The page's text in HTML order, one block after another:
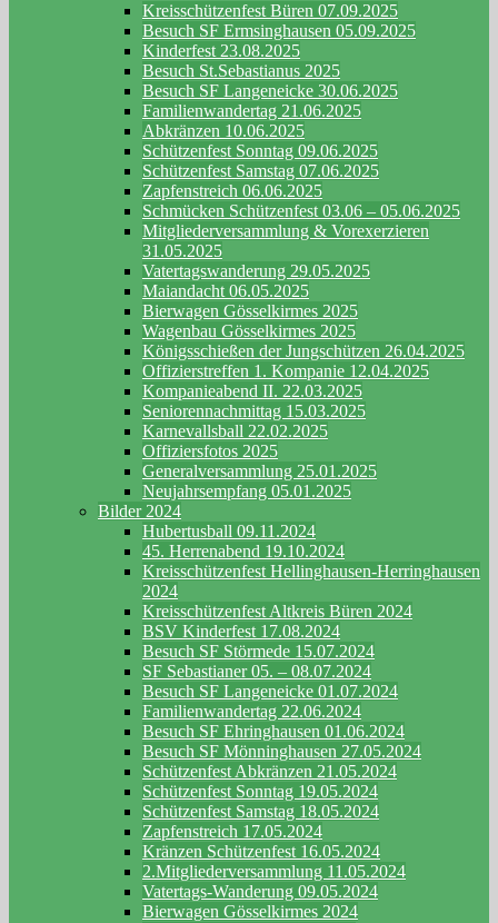
Kreisschützenfest Büren 07.09.2025
Besuch SF Ermsinghausen 05.09.2025
Kinderfest 23.08.2025
Besuch St.Sebastianus 2025
Besuch SF Langeneicke 30.06.2025
Familienwandertag 21.06.2025
Abkränzen 10.06.2025
Schützenfest Sonntag 09.06.2025
Schützenfest Samstag 07.06.2025
Zapfenstreich 06.06.2025
Schmücken Schützenfest 03.06 – 05.06.2025
Mitgliederversammlung & Vorexerzieren
31.05.2025
Vatertagswanderung 29.05.2025
Maiandacht 06.05.2025
Bierwagen Gösselkirmes 2025
Wagenbau Gösselkirmes 2025
Königsschießen der Jungschützen 26.04.2025
Offizierstreffen 1. Kompanie 12.04.2025
Kompanieabend II. 22.03.2025
Seniorennachmittag 15.03.2025
Karnevallsball 22.02.2025
Offiziersfotos 2025
Generalversammlung 25.01.2025
Neujahrsempfang 05.01.2025
Bilder 2024
Hubertusball 09.11.2024
45. Herrenabend 19.10.2024
Kreisschützenfest Hellinghausen-Herringhausen
2024
Kreisschützenfest Altkreis Büren 2024
BSV Kinderfest 17.08.2024
Besuch SF Störmede 15.07.2024
SF Sebastianer 05. – 08.07.2024
Besuch SF Langeneicke 01.07.2024
Familienwandertag 22.06.2024
Besuch SF Ehringhausen 01.06.2024
Besuch SF Mönninghausen 27.05.2024
Schützenfest Abkränzen 21.05.2024
Schützenfest Sonntag 19.05.2024
Schützenfest Samstag 18.05.2024
Zapfenstreich 17.05.2024
Kränzen Schützenfest 16.05.2024
2.Mitgliederversammlung 11.05.2024
Vatertags-Wanderung 09.05.2024
Bierwagen Gösselkirmes 2024